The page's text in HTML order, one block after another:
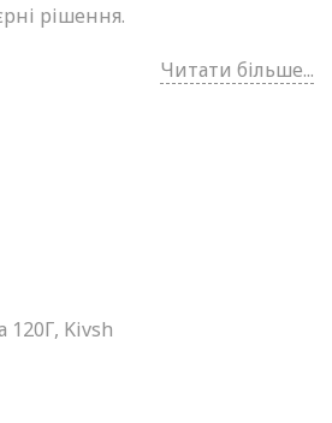
рішення.
Читати більше...
120Г, Kivsh